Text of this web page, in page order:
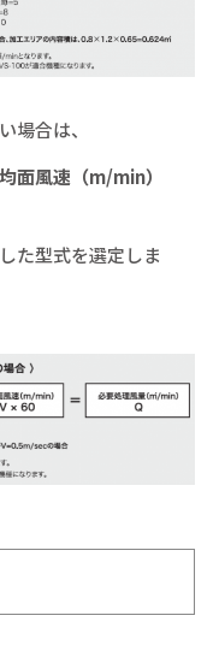
場合は、
面風速（m/min）
た型式を選定しま